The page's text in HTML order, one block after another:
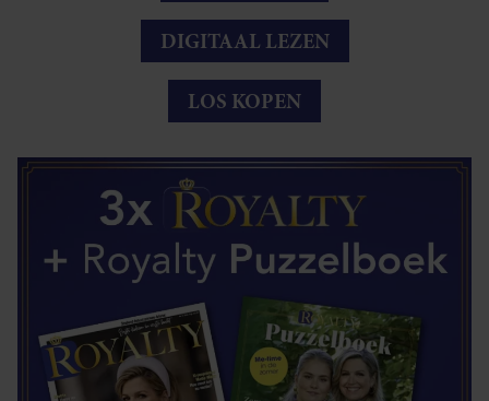
DIGITAAL LEZEN
LOS KOPEN